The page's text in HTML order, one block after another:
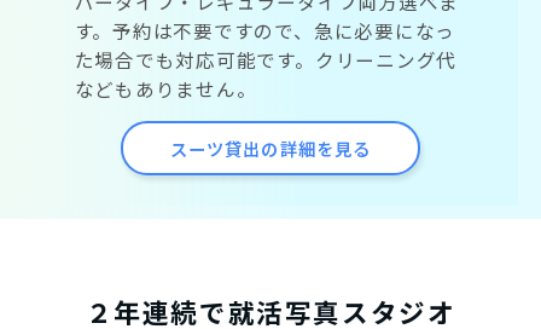
す。予約は不要ですので、急に必要になっ
た場合でも対応可能です。クリーニング代
などもありません。
スーツ貸出の詳細を見る
２年連続で就活写真スタジオ